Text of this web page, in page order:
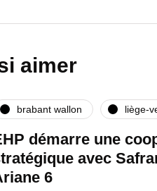
aimer
brabant wallon liège-
démarre une
avec
6